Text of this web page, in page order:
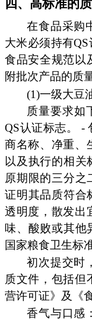
四、高标准的
在食品采购
大米必须持有
食品安全规范以
附批次产品的质
(1)一级大豆
质量要求如
QS认证标志。 -
商名称、净重、
以及执行的相关
原期限的三分之
证明其品质符合
透明度，散发出
味、酸败或其他
国家粮食卫生标
初次提交时
质文件，包括但
营许可证》及《
香气与口感